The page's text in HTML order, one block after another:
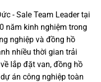
- Sale Team Leader tại
năm kinh nghiệm trong
nghiệp và đồng hồ
nhiều thời gian trải
lắp đặt van, đồng hồ
án công nghiệp toàn